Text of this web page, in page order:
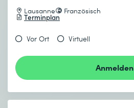
Lausanne Französisch
Terminplan
Vor Ort Virtuell
Anmelden